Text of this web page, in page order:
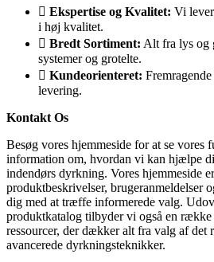
Ekspertise og Kvalitet: Vi
i høj kvalitet.
Bredt Sortiment: Alt fra lys og
systemer og grotelte.
Kundeorienteret:
levering.
Kontakt Os
Besøg vores hjemmeside for at se vores
information om, hvordan vi kan hjælpe
indendørs dyrkning. Vores hjemmeside
produktbeskrivelser, brugeranmeldelser
dig med at træffe informerede valg.
produktkatalog tilbyder vi også en
ressourcer, der dækker alt fra valg af det
avancerede dyrkningsteknikker.